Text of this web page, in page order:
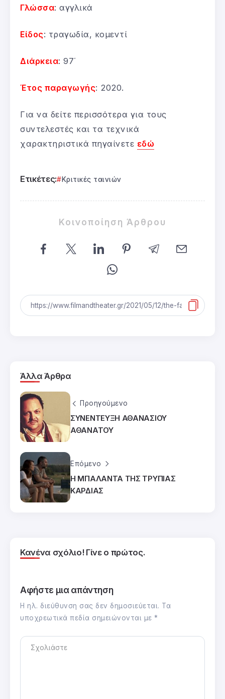
Γλώσσα: αγγλικά
Είδος: τραγωδία, κομεντί
Διάρκεια: 97΄
Έτος παραγωγής: 2020.
Για να δείτε περισσότερα για τους
συντελεστές και τα τεχνικά
χαρακτηριστικά πηγαίνετε εδώ
Ετικέτες: Κριτικές ταινιών
Κοινοποίηση Άρθρου
Άλλα Άρθρα
Προηγούμενο
ΣΥΝΕΝΤΕΥΞΗ ΑΘΑΝΑΣΙΟΥ
ΑΘΑΝΑΤΟΥ
Επόμενο
Η ΜΠΑΛΑΝΤΑ ΤΗΣ ΤΡΥΠΙΑΣ
ΚΑΡΔΙΑΣ
Κανένα σχόλιο! Γίνε ο πρώτος.
Αφήστε μια απάντηση
Η ηλ. διεύθυνση σας δεν δημοσιεύεται. Τα
υποχρεωτικά πεδία σημειώνονται με *